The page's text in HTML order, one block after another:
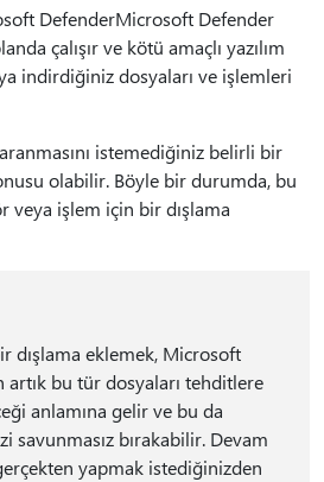
DefenderMicrosoft Defender
çalışır ve kötü amaçlı yazılım
indirdiğiniz dosyaları ve işlemleri
istemediğiniz belirli bir
olabilir. Böyle bir durumda, bu
veya işlem için bir dışlama
dışlama eklemek, Microsoft
bu tür dosyaları tehditlere
anlamına gelir ve bu da
savunmasız bırakabilir. Devam
yapmak istediğinizden